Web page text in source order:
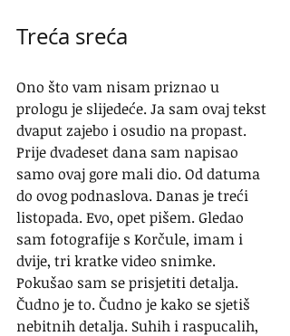
Treća sreća
Ono što vam nisam priznao u
prologu je slijedeće. Ja sam ovaj tekst
dvaput zajebo i osudio na propast.
Prije dvadeset dana sam napisao
samo ovaj gore mali dio. Od datuma
do ovog podnaslova. Danas je treći
listopada. Evo, opet pišem. Gledao
sam fotografije s Korčule, imam i
dvije, tri kratke video snimke.
Pokušao sam se prisjetiti detalja.
Čudno je to. Čudno je kako se sjetiš
nebitnih detalja. Suhih i raspucalih,